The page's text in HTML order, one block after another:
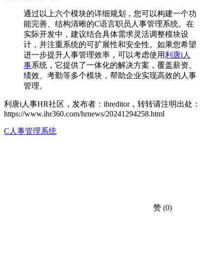
通过以上六个模块的详细规划，您可以构建一个功
能完善、结构清晰的C语言职员人事管理系统。在
实际开发中，建议结合具体需求灵活调整模块设
计，并注重系统的可扩展性和安全性。如果您希望
进一步提升人事管理效率，可以考虑使用利唐i人
事系统，它提供了一体化的解决方案，覆盖薪资、
绩效、考勤等多个模块，帮助企业实现高效的人事
管理。
利唐i人事HR社区，发布者：ihreditor，转转请注明出处：
https://www.ihr360.com/hrnews/20241294258.html
C人事管理系统
赞 (0)